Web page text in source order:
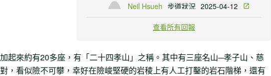
Neil Hsueh 步道狀況 2025-04-12
路況維護一切良好，建議載離線地
查看所有回報
起來約有20多座，有「二十四孝山」之稱。其中有三座名山─孝子山、慈
，看似險不可攀，幸好在險峻堅硬的岩稜上有人工打鑿的岩石階梯，還有